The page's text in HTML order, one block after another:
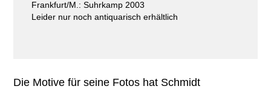
Frankfurt/M.: Suhrkamp 2003
Leider nur noch antiquarisch erhältlich
Die Motive für seine Fotos hat Schmidt